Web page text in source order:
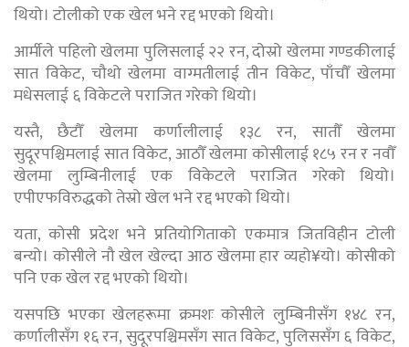
थियो। टोलीको एक खेल भने रद्द भएको थियो।
आर्मीले पहिलो खेलमा पुलिसलाई २२ रन, दोस्रो खेलमा गण्डकीलाई
सात विकेट, चौथो खेलमा वाग्मतीलाई तीन विकेट, पाँचौँ खेलमा
मधेसलाई ६ विकेटले पराजित गरेको थियो।
यस्तै, छैटौँ खेलमा कर्णालीलाई १३८ रन, सातौँ खेलमा
सुदूरपश्चिमलाई सात विकेट, आठौँ खेलमा कोसीलाई १८५ रन र नवौँ
खेलमा लुम्बिनीलाई एक विकेटले पराजित गरेको थियो।
एपीएफविरुद्धको तेस्रो खेल भने रद्द भएको थियो।
यता, कोसी प्रदेश भने प्रतियोगिताको एकमात्र जितविहीन टोली
बन्यो। कोसीले नौ खेल खेल्दा आठ खेलमा हार व्यहो¥यो। कोसीको
पनि एक खेल रद्द भएको थियो।
यसपछि भएका खेलहरूमा क्रमशः कोसीले लुम्बिनीसँग १४८ रन,
कर्णालीसँग १६ रन, सुदूरपश्चिमसँग सात विकेट, पुलिससँग ६ विकेट,